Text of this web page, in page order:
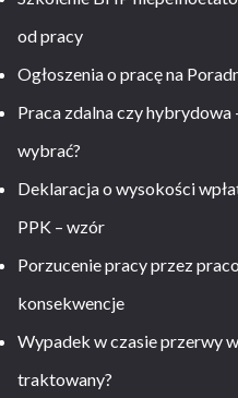
od pracy
Ogłoszenia o pracę na
Praca zdalna czy
wybrać?
Deklaracja o wysokości
PPK – wzór
Porzucenie pracy przez
konsekwencje
Wypadek w czasie przerwy
traktowany?